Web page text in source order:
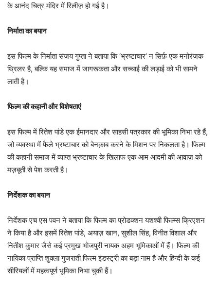
के आनंद चित्र मंदिर में रिलीज़ हो गई है।
निर्माता का बयान
इस फिल्म के निर्माता संजय गुप्ता ने बताया कि ‘भ्रष्टाचार’ न सिर्फ़ एक मनोरंजक
थ्रिलर है, बल्कि यह समाज में जागरूकता और सच्चाई की लड़ाई को भी सामने
लाती है।
फिल्म की कहानी और विशेषताएं
इस फिल्म में रितेश पांडे एक ईमानदार और साहसी पत्रकार की भूमिका निभा रहे हैं,
जो व्यवस्था में फैले भ्रष्टाचार को बेनक़ाब करने के मिशन पर निकलता है। फिल्म
की कहानी समाज में व्याप्त भ्रष्टाचार के खिलाफ एक आम आदमी की आवाज़ को
मज़बूती से पेश करती है।
निर्देशक का बयान
निर्देशक एच एस पवन ने बताया कि फिल्म का प्रोडक्शन यशश्वी फिल्म्स क्रिएशन
ने किया है और इसमें रितेश पांडे, अयाज़ खान, सुशील सिंह, विनीत विशाल और
नितीश कुमार जैसे कई प्रमुख भोजपुरी नायक अहम भूमिकाओं में हैं। फिल्म की
नायिका प्राप्ति शुक्ला गुजराती फिल्म इंडस्ट्री का बड़ा नाम है और हिन्दी के कई
सीरियलों में महत्वपूर्ण भूमिका निभा चुकी हैं।